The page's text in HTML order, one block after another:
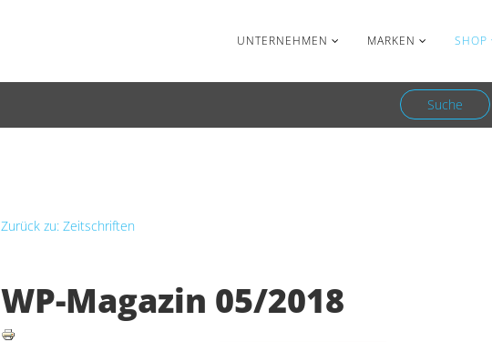
UNTERNEHMEN MARKEN SHOP
Suche
Zurück zu: Zeitschriften
WP-Magazin 05/2018